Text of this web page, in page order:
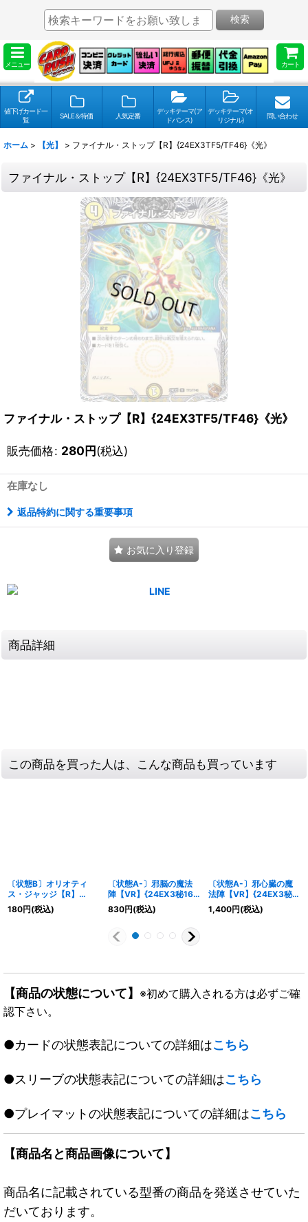
メニュー カート
検索
値下げカード一
覧
SALE＆特価 人気定番
デッキテーマ(ア
ドバンス)
デッキテーマ(オ
リジナル)
問い合わせ
ホーム > 【光】 > ファイナル・ストップ【R】{24EX3TF5/TF46}《光》
ファイナル・ストップ【R】{24EX3TF5/TF46}《光》
ファイナル・ストップ【R】{24EX3TF5/TF46}《光》
販売価格: 280円(税込)
在庫なし
返品特約に関する重要事項
お気に入り登録
商品詳細
この商品を買った人は、こんな商品も買っています
〔状態B〕オリオティ
ス・ジャッジ【R】
{23RP2TF3/TF10}
《光》
180円(税込)
〔状態A-〕邪脳の魔法
陣【VR】{24EX3秘16/
秘20}《多》
830円(税込)
〔状態A-〕邪心臓の魔
法陣【VR】{24EX3秘
17/秘20}《多》
1,400円(税込)
【商品の状態について】 ※初めて購入される方は必ずご確
認下さい。
●カードの状態表記についての詳細はこちら
●スリーブの状態表記についての詳細はこちら
●プレイマットの状態表記についての詳細はこちら
【商品名と商品画像について】
商品名に記載されている型番の商品を発送させていた
だいております。